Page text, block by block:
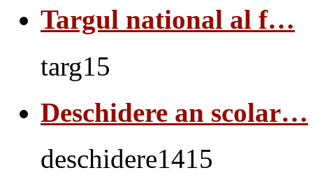
Targul national al f…
targ15
Deschidere an scolar…
deschidere1415